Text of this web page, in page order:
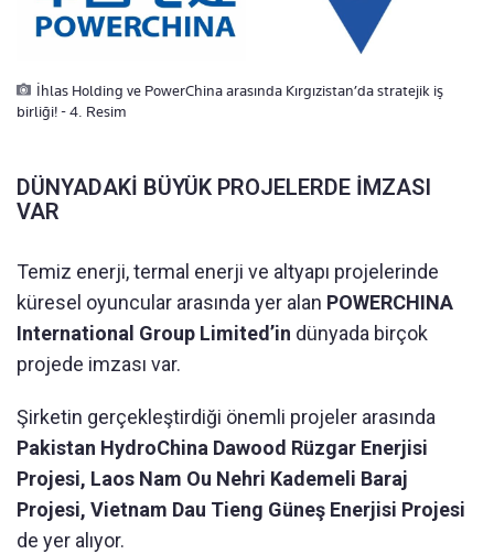
İhlas Holding ve PowerChina arasında Kırgızistan’da stratejik iş
birliği! - 4. Resim
DÜNYADAKİ BÜYÜK PROJELERDE İMZASI
VAR
Temiz enerji, termal enerji ve altyapı projelerinde
küresel oyuncular arasında yer alan POWERCHINA
International Group Limited’in dünyada birçok
projede imzası var.
Şirketin gerçekleştirdiği önemli projeler arasında
Pakistan HydroChina Dawood Rüzgar Enerjisi
Projesi, Laos Nam Ou Nehri Kademeli Baraj
Projesi, Vietnam Dau Tieng Güneş Enerjisi Projesi
de yer alıyor.